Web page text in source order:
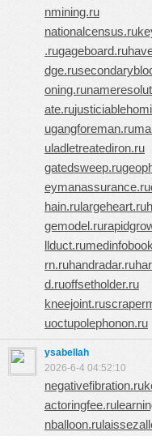
nmining.ru
nationalcensus.ru
.rugageboard.ru
dge.ru
oning.ru
ate.ru
ugangforeman.ru
uladletreatediron.ru
gatedsweep.ru
eymanassurance.ru
hain.rulargeheart.ru
gemodel.ru
llduct.ru
rn.ruhandradar.ru
d.ruoffsetholder.ru
kneejoint.ru
uoctupolephonon.ru
ysabellah
2026-6-4 04:52:10
negativefibration.ru
actoringfee.ru
nballoon.ru